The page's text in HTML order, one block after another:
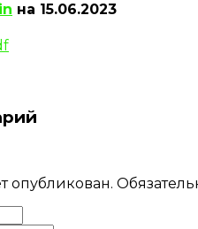
на 15.06.2023
опубликован.